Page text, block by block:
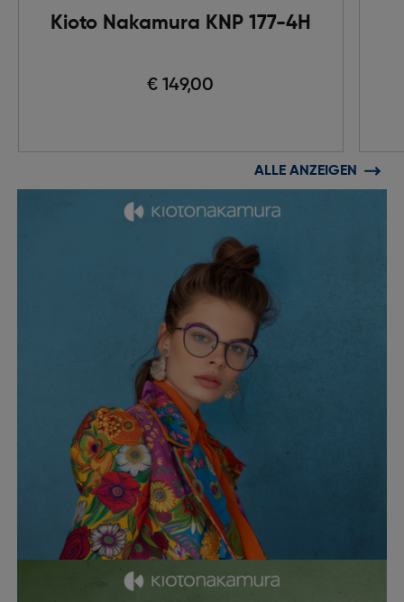
Kioto Nakamura KNP 177-4H
€ 149,00
ALLE ANZEIGEN